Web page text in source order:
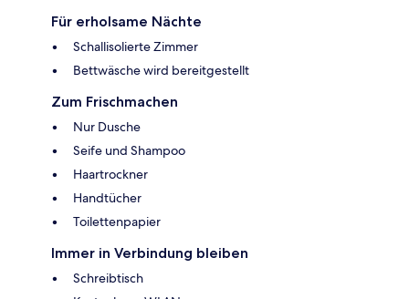
Für erholsame Nächte
Schallisolierte Zimmer
Bettwäsche wird bereitgestellt
Zum Frischmachen
Nur Dusche
Seife und Shampoo
Haartrockner
Handtücher
Toilettenpapier
Immer in Verbindung bleiben
Schreibtisch